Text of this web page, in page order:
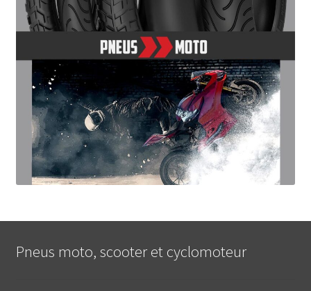
Pneus moto, scooter et cyclomoteur